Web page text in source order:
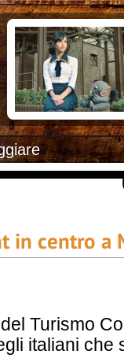
Documenti
Italiani in Costa
L’ambasciata
Opportunità
in centro a
Turismo
italiani che